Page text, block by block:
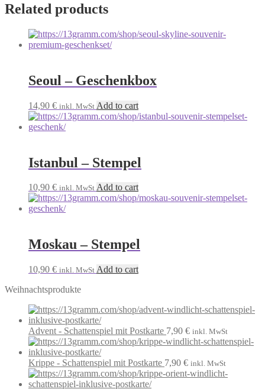
Related products
Seoul – Geschenkbox
14,90 € inkl. MwSt Add to cart
Istanbul – Stempel
10,90 € inkl. MwSt Add to cart
Moskau – Stempel
10,90 € inkl. MwSt Add to cart
Weihnachtsprodukte
Advent - Schattenspiel mit Postkarte 7,90 € inkl. MwSt
Krippe - Schattenspiel mit Postkarte 7,90 € inkl. MwSt